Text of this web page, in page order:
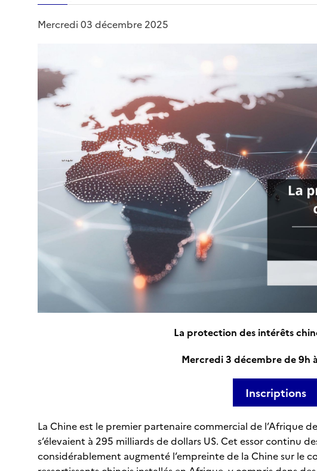
Mercredi 03 décembre 2025
La protection des intérêts
Mercredi 3 décembre de 9h
Inscriptions
La Chine est le premier partenaire commercial de l’Afrique
s’élevaient à 295 milliards de dollars US. Cet essor continu
considérablement augmenté l’empreinte de la Chine sur le